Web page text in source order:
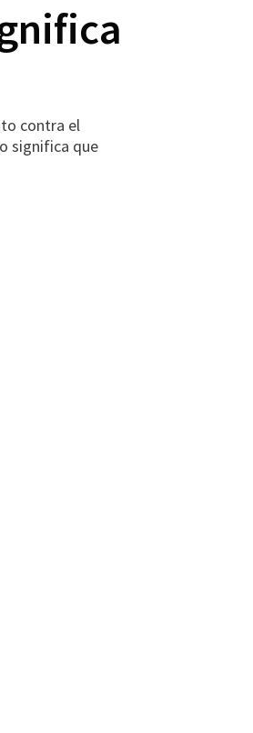
contra el
significa que